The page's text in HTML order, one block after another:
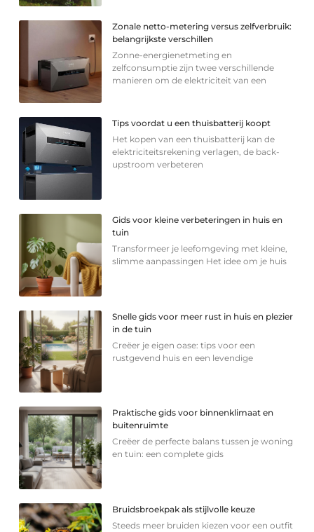
Zonale netto-metering versus zelfverbruik:
belangrijkste verschillen
Zonne-energienetmeting en
zelfconsumptie zijn twee verschillende
manieren om de elektriciteit van een
Tips voordat u een thuisbatterij koopt
Het kopen van een thuisbatterij kan de
elektriciteitsrekening verlagen, de back-
upstroom verbeteren
Gids voor kleine verbeteringen in huis en
tuin
Transformeer je leefomgeving met kleine,
slimme aanpassingen Het idee om je huis
Snelle gids voor meer rust in huis en plezier
in de tuin
Creëer je eigen oase: tips voor een
rustgevend huis en een levendige
Praktische gids voor binnenklimaat en
buitenruimte
Creëer de perfecte balans tussen je woning
en tuin: een complete gids
Bruidsbroekpak als stijlvolle keuze
Steeds meer bruiden kiezen voor een outfit